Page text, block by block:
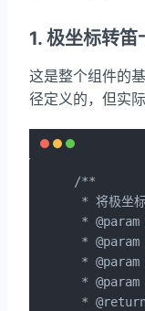
1. 极坐标转笛
这是整个组件的
径定义的，但实
/**
* 将极坐
*
*
*
*
*